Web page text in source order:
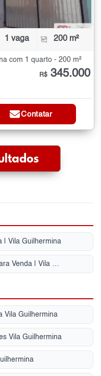
1 vaga 200 m²
com 1 quarto - 200 m²
R$ 345.000
Contatar
| Vila Guilhermina
Sobrado com ar condicionado para Venda | Vila Guilhermina
Vila Guilhermina
Vila Guilhermina